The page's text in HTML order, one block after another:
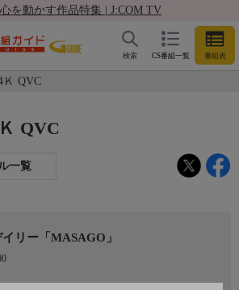
を動かす作品特集 | J:COM TV
CS番組一覧 番組表
検索
Ｋ QVC
QVC
一覧
リー「MASAGO」